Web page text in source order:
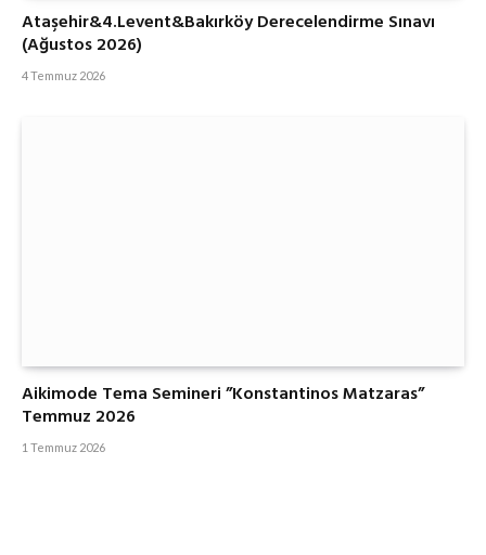
Ataşehir&4.Levent&Bakırköy Derecelendirme Sınavı
(Ağustos 2026)
4 Temmuz 2026
Aikimode Tema Semineri ”Konstantinos Matzaras”
Temmuz 2026
1 Temmuz 2026